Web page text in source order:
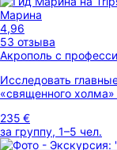
Марина
4,96
53 отзыва
Акрополь с
Исследовать
«священного
235 €
за группу, 1–5 чел.